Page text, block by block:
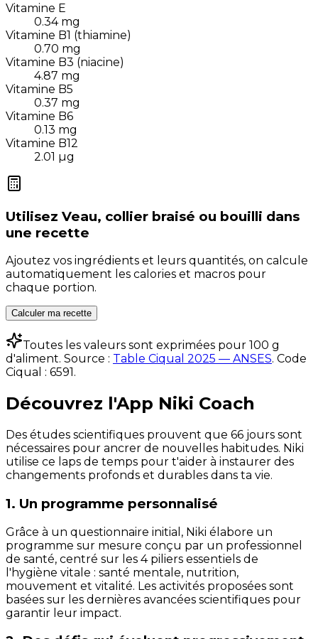
Vitamine E
0.34 mg
Vitamine B1 (thiamine)
0.70 mg
Vitamine B3 (niacine)
4.87 mg
Vitamine B5
0.37 mg
Vitamine B6
0.13 mg
Vitamine B12
2.01 µg
Utilisez Veau, collier braisé ou bouilli dans
une recette
Ajoutez vos ingrédients et leurs quantités, on calcule
automatiquement les calories et macros pour
chaque portion.
Calculer ma recette
Toutes les valeurs sont exprimées pour 100 g
d'aliment. Source : Table Ciqual 2025 — ANSES. Code
Ciqual : 6591 .
Découvrez l'App Niki Coach
Des études scientifiques prouvent que 66 jours sont
nécessaires pour ancrer de nouvelles habitudes. Niki
utilise ce laps de temps pour t'aider à instaurer des
changements profonds et durables dans ta vie.
1. Un programme personnalisé
Grâce à un questionnaire initial, Niki élabore un
programme sur mesure conçu par un professionnel
de santé, centré sur les 4 piliers essentiels de
l'hygiène vitale : santé mentale, nutrition,
mouvement et vitalité. Les activités proposées sont
basées sur les dernières avancées scientifiques pour
garantir leur impact.